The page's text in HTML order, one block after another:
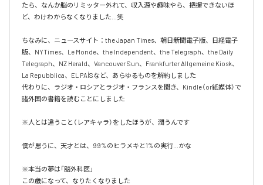
たら、なんか脳のリミッター外れて、収入源や趣味やら、把握できないほ
ど、わけわからなくなりました…笑
ちなみに、ニュースサイト：the Japan Times、朝日新聞電子版、日経電子
版、NYTimes、Le Monde、the Independent、the Telegraph、the Daily
Telegraph、NZ Herald、Vancouver Sun、Frankfurter Allgemeine Kiosk、
La Repubblica、EL PAÍSなど、あらゆるものを解約しました
代わりに、ラジオ・ロシアとラジオ・フランスを聞き、Kindle（or紙媒体）で
諸外国の書籍を読むことにしました
※人とは違うこと（レアキャラ）をしたほうが、潤うんです
僕が思うに、天才とは、99%のヒラメキと1%の実行…かな
※本当の夢は「脳外科医」
この歳になって、なりたくなりました